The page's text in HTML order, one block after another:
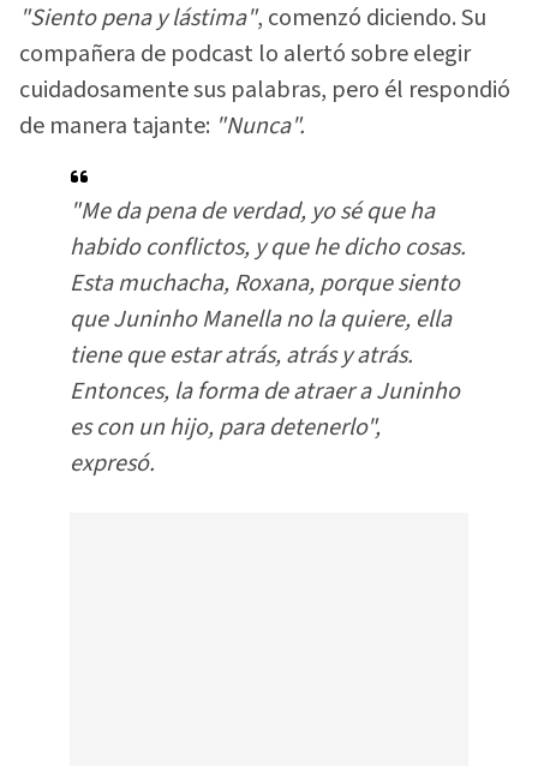
"Siento pena y lástima", comenzó diciendo. Su
compañera de podcast lo alertó sobre elegir
cuidadosamente sus palabras, pero él respondió
de manera tajante: "Nunca".
"Me da pena de verdad, yo sé que ha
habido conflictos, y que he dicho cosas.
Esta muchacha, Roxana, porque siento
que Juninho Manella no la quiere, ella
tiene que estar atrás, atrás y atrás.
Entonces, la forma de atraer a Juninho
es con un hijo, para detenerlo",
expresó.